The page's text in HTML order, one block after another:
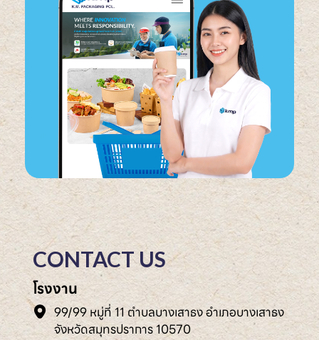
CONTACT US
โรงงาน
99/99 หมู่ที่ 11 ตำบลบางเสาธง อำเภอบางเสาธง
จังหวัดสมุทรปราการ 10570